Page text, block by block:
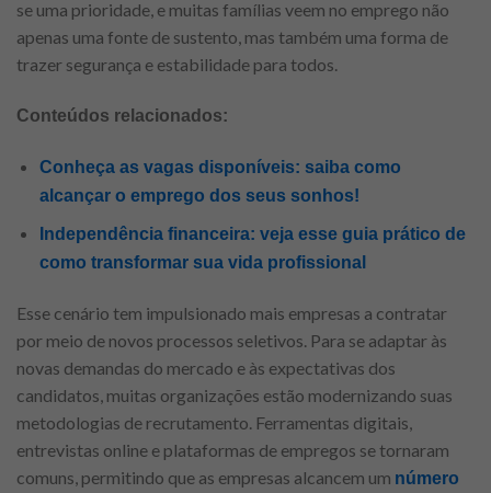
se uma prioridade, e muitas famílias veem no emprego não
apenas uma fonte de sustento, mas também uma forma de
trazer segurança e estabilidade para todos.
Conteúdos relacionados:
Conheça as vagas disponíveis: saiba como
alcançar o emprego dos seus sonhos!
Independência financeira: veja esse guia prático de
como transformar sua vida profissional
Esse cenário tem impulsionado mais empresas a contratar
por meio de novos processos seletivos. Para se adaptar às
novas demandas do mercado e às expectativas dos
candidatos, muitas organizações estão modernizando suas
metodologias de recrutamento. Ferramentas digitais,
entrevistas online e plataformas de empregos se tornaram
comuns, permitindo que as empresas alcancem um número